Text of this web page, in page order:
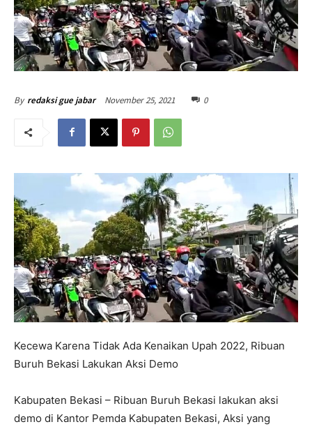
By redaksi gue jabar November 25, 2021 0
Kecewa Karena Tidak Ada Kenaikan Upah 2022, Ribuan
Buruh Bekasi Lakukan Aksi Demo
Kabupaten Bekasi – Ribuan Buruh Bekasi lakukan aksi
demo di Kantor Pemda Kabupaten Bekasi, Aksi yang